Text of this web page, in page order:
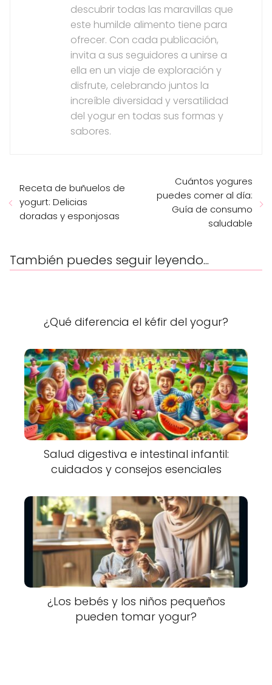
descubrir todas las maravillas que
este humilde alimento tiene para
ofrecer. Con cada publicación,
invita a sus seguidores a unirse a
ella en un viaje de exploración y
disfrute, celebrando juntos la
increíble diversidad y versatilidad
del yogur en todas sus formas y
sabores.
Receta de buñuelos de
yogurt: Delicias
doradas y esponjosas
Cuántos yogures
puedes comer al día:
Guía de consumo
saludable
También puedes seguir leyendo...
¿Qué diferencia el kéfir del yogur?
Salud digestiva e intestinal infantil:
cuidados y consejos esenciales
¿Los bebés y los niños pequeños
pueden tomar yogur?